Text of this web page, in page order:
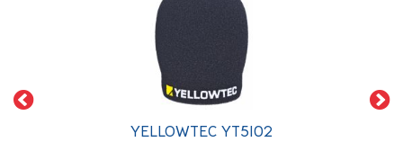
YELLOWTEC YT5102